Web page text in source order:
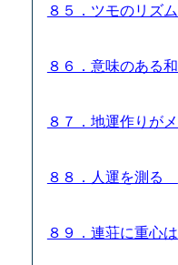
８５．ツモのリズ
８６．意味のある
８７．地運作りが
８８．人運を測る
８９．連荘に重心